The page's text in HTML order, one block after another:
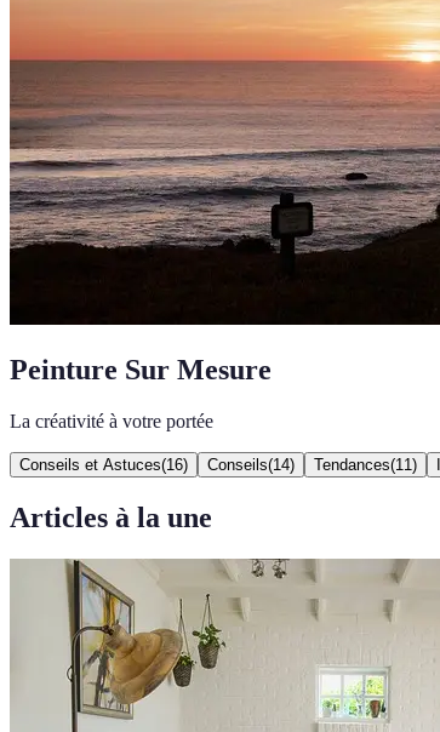
Peinture Sur Mesure
La créativité à votre portée
Conseils et Astuces(16) Conseils(14) Tendances(11 )
Articles à la une